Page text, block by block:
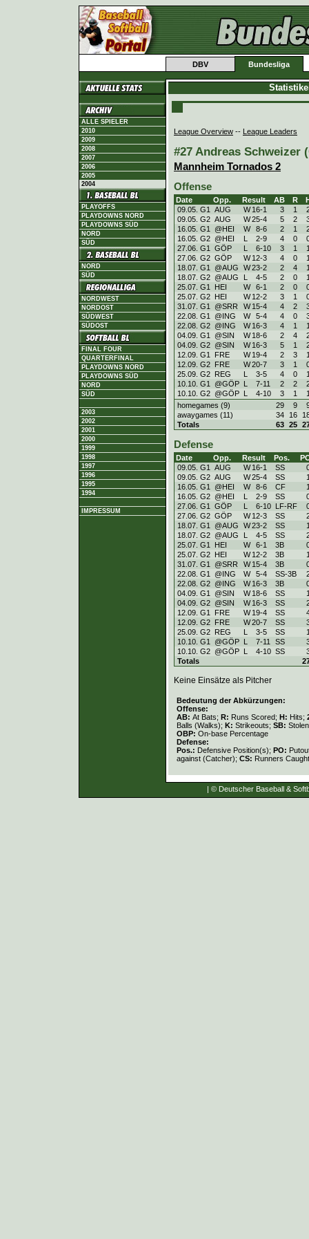
DBV Bundesliga
ALLE SPIELER
2010
2009
2008
2007
2006
2005
2004
PLAYOFFS
PLAYDOWNS NORD
PLAYDOWNS SÜD
NORD
SÜD
NORD
SÜD
NORDWEST
NORDOST
SÜDWEST
SÜDOST
FINAL FOUR
QUARTERFINAL
PLAYDOWNS NORD
PLAYDOWNS SÜD
NORD
SÜD
2003
2002
2001
2000
1999
1998
1997
1996
1995
1994
IMPRESSUM
League Overview -- League Leaders
#27 Andreas Schweizer
Mannheim Tornados 2
Offense
Date Opp. Result AB R
09.05. G1
AUG W 16-1 3 1
09.05. G2 AUG W25-4 5 2
16.05. G1
@HEI W 8-6 2 1
16.05. G2 @HEI L 2-9 4 0
27.06. G1
GÖP L 6-10 3 1
27.06. G2 GÖP W 12-3 4 0
18.07. G1
@AUG W23-2 2 4
18.07. G2 @AUG L 4-5 2 0
25.07. G1
HEI W 6-1 2 0
25.07. G2 HEI W 12-2 3 1
31.07. G1
@SRR W 15-4 4 2
22.08. G1
@ING W 5-4 4 0
22.08. G2 @ING W 16-3 4 1
04.09. G1
@SIN W 18-6 2 4
04.09. G2 @SIN W 16-3 5 1
12.09. G1
FRE W 19-4 2 3
12.09. G2 FRE W20-7 3 1
25.09. G2 REG L 3-5 4 0
10.10. G1
@GÖP L 7-11 2 2
10.10. G2 @GÖP L 4-10 3 1
homegames (9)
29 9
awaygames (11)
34 16
Totals
63 25
Defense
Date Opp. Result Pos.
09.05. G1
AUG W 16-1 SS
09.05. G2 AUG W25-4 SS
16.05. G1
@HEI W 8-6 CF
16.05. G2 @HEI L 2-9 SS
27.06. G1
GÖP L 6-10 LF-RF
27.06. G2 GÖP W 12-3 SS
18.07. G1
@AUG W23-2 SS
18.07. G2 @AUG L 4-5 SS
25.07. G1
HEI W 6-1 3B
25.07. G2 HEI W 12-2 3B
31.07. G1
@SRR W 15-4 3B
22.08. G1
@ING W 5-4 SS-3B
22.08. G2 @ING W 16-3 3B
04.09. G1
@SIN W 18-6 SS
04.09. G2 @SIN W 16-3 SS
12.09. G1
FRE W 19-4 SS
12.09. G2 FRE W20-7 SS
25.09. G2 REG L 3-5 SS
10.10. G1
@GÖP L 7-11 SS
10.10. G2 @GÖP L 4-10 SS
Totals
Keine Einsätze als Pitcher
Bedeutung der Abkürzungen:
Offense:
AB: At Bats; R: Runs Scored; H: Hits;
Balls (Walks); K: Strikeouts; SB:
OBP: On-base Percentage
Defense:
Pos.: Defensive Position(s); PO:
against (Catcher); CS: Runners
| © Deutscher Baseball &